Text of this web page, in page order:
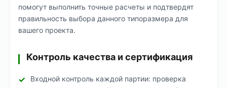
помогут выполнить точные расчеты и подтвердят
правильность выбора данного типоразмера для
вашего проекта.
Контроль качества и сертификация
Входной контроль каждой партии: проверка